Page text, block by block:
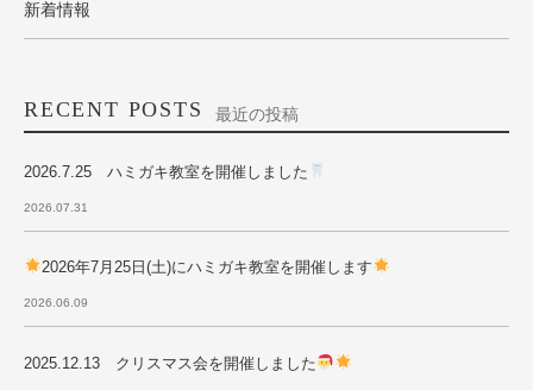
新着情報
RECENT POSTS 最近の投稿
2026.7.25 ハミガキ教室を開催しました
2026.07.31
2026年7月25日(土)にハミガキ教室を開催します
2026.06.09
2025.12.13 クリスマス会を開催しました